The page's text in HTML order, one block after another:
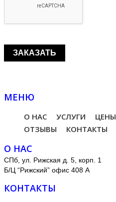
МЕНЮ
О НАС УСЛУГИ ЦЕНЫ
ОТЗЫВЫ
КОНТАКТЫ
О НАС
СПб, ул. Рижская д. 5, корп. 1
Б/Ц “Рижский” офис 408 А
КОНТАКТЫ